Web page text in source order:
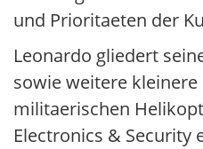
und Prioritaeten der
Leonardo gliedert
sowie weitere
militaerischen
Electronics & Security